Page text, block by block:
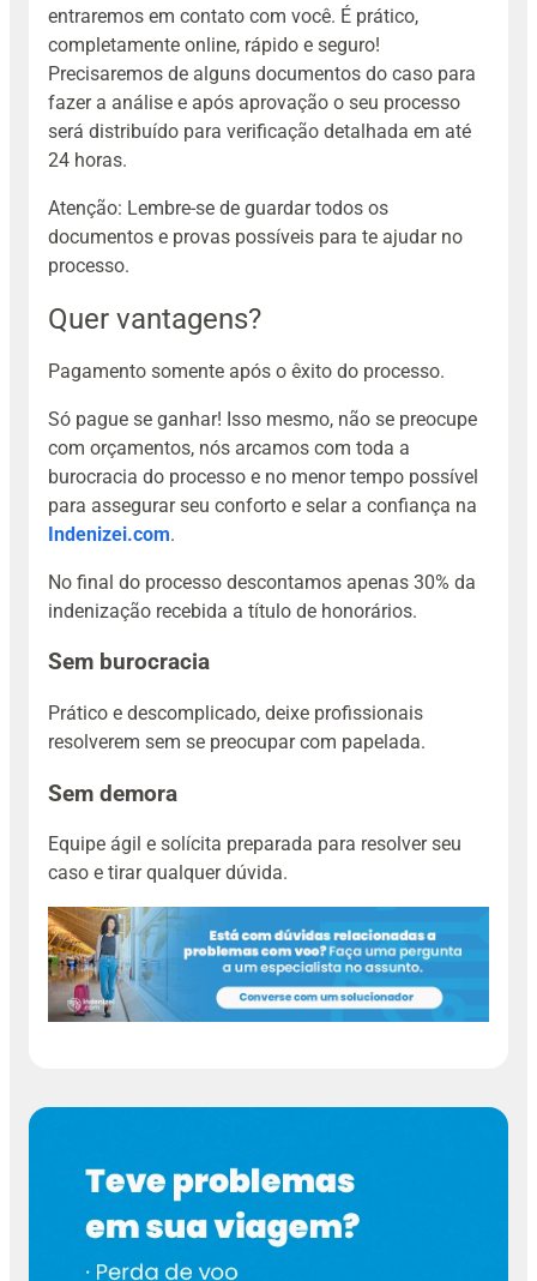
entraremos em contato com você. É prático,
completamente online, rápido e seguro!
Precisaremos de alguns documentos do caso para
fazer a análise e após aprovação o seu processo
será distribuído para verificação detalhada em até
24 horas.
Atenção: Lembre-se de guardar todos os
documentos e provas possíveis para te ajudar no
processo.
Quer vantagens?
Pagamento somente após o êxito do processo.
Só pague se ganhar! Isso mesmo, não se preocupe
com orçamentos, nós arcamos com toda a
burocracia do processo e no menor tempo possível
para assegurar seu conforto e selar a confiança na
Indenizei.com.
No final do processo descontamos apenas 30% da
indenização recebida a título de honorários.
Sem burocracia
Prático e descomplicado, deixe profissionais
resolverem sem se preocupar com papelada.
Sem demora
Equipe ágil e solícita preparada para resolver seu
caso e tirar qualquer dúvida.